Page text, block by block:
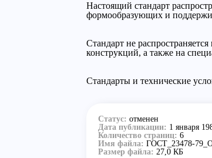
Настоящий стандарт
формообразующих и
Стандарт не
конструкций, а также на
Стандарты и технические
Статус: отменен
Дата публикации: 1 января
Количество страниц: 6
Имя файла: ГОСТ_23478-
Размер файла: 27,0 КБ